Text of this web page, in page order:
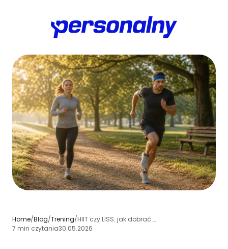
Home/Blog/Trening/
HIIT czy LISS: jak dobrać cardio do celów siłowych, sylwetkowych i regeneracji
7 min czytania30.05.2026